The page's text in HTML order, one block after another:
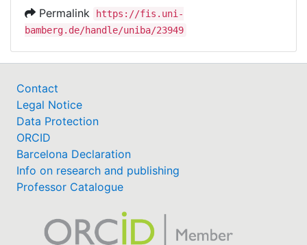
Permalink
https://fis.uni-
bamberg.de/handle/uniba/23949
Contact
Legal Notice
Data Protection
ORCID
Barcelona Declaration
Info on research and publishing
Professor Catalogue